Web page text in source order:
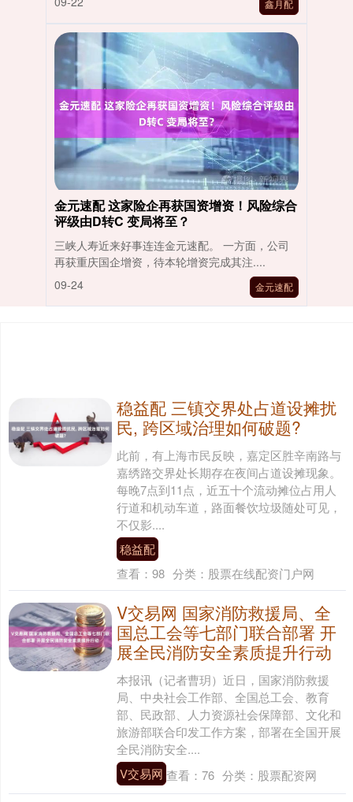
鑫月配
金元速配 这家险企再获国资增资！风险综合
评级由D转C 变局将至？
三峡人寿近来好事连连金元速配。 一方面，公司
再获重庆国企增资，待本轮增资完成其注....
09-24
金元速配
稳益配 三镇交界处占道设摊扰
民, 跨区域治理如何破题?
此前，有上海市民反映，嘉定区胜辛南路与
嘉绣路交界处长期存在夜间占道设摊现象。
每晚7点到11点，近五十个流动摊位占用人
行道和机动车道，路面餐饮垃圾随处可见，
不仅影....
稳益配
查看： 98 分类： 股票在线配资门户网
V交易网 国家消防救援局、全
国总工会等七部门联合部署 开
展全民消防安全素质提升行动
本报讯（记者曹玥）近日，国家消防救援
局、中央社会工作部、全国总工会、教育
部、民政部、人力资源社会保障部、文化和
旅游部联合印发工作方案，部署在全国开展
全民消防安全....
V交易网 查看： 76 分类： 股票配资网